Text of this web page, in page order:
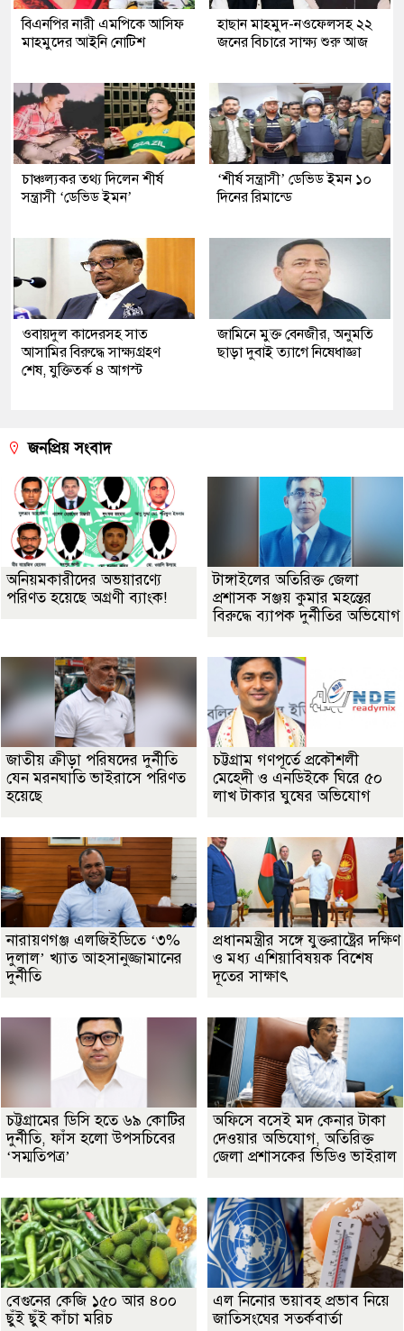
বিএনপির নারী এমপিকে আসিফ
মাহমুদের আইনি নোটিশ
হাছান মাহমুদ-নওফেলসহ ২২
জনের বিচারে সাক্ষ্য শুরু আজ
চাঞ্চল্যকর তথ্য দিলেন শীর্ষ
সন্ত্রাসী ‘ডেভিড ইমন’
‘শীর্ষ সন্ত্রাসী’ ডেভিড ইমন ১০
দিনের রিমান্ডে
ওবায়দুল কাদেরসহ সাত
আসামির বিরুদ্ধে সাক্ষ্যগ্রহণ
শেষ, যুক্তিতর্ক ৪ আগস্ট
জামিনে মুক্ত বেনজীর, অনুমতি
ছাড়া দুবাই ত্যাগে নিষেধাজ্ঞা
জনপ্রিয় সংবাদ
অনিয়মকারীদের অভয়ারণ্যে
পরিণত হয়েছে অগ্রণী ব্যাংক!
টাঙ্গাইলের অতিরিক্ত জেলা
প্রশাসক সঞ্জয় কুমার মহন্তের
বিরুদ্ধে ব্যাপক দুর্নীতির অভিযোগ
জাতীয় ক্রীড়া পরিষদের দুর্নীতি
যেন মরনঘাতি ভাইরাসে পরিণত
হয়েছে
চট্টগ্রাম গণপূর্তে প্রকৌশলী
মেহেদী ও এনডিইকে ঘিরে ৫০
লাখ টাকার ঘুষের অভিযোগ
নারায়ণগঞ্জ এলজিইডিতে ‘৩%
দুলাল’ খ্যাত আহসানুজ্জামানের
দুর্নীতি
প্রধানমন্ত্রীর সঙ্গে যুক্তরাষ্ট্রের দক্ষিণ
ও মধ্য এশিয়াবিষয়ক বিশেষ
দূতের সাক্ষাৎ
চট্টগ্রামের ডিসি হতে ৬৯ কোটির
দুর্নীতি, ফাঁস হলো উপসচিবের
‘সম্মতিপত্র’
অফিসে বসেই মদ কেনার টাকা
দেওয়ার অভিযোগ, অতিরিক্ত
জেলা প্রশাসকের ভিডিও ভাইরাল
বেগুনের কেজি ১৫০ আর ৪০০
ছুঁই ছুঁই কাঁচা মরিচ
এল নিনোর ভয়াবহ প্রভাব নিয়ে
জাতিসংঘের সতর্কবার্তা